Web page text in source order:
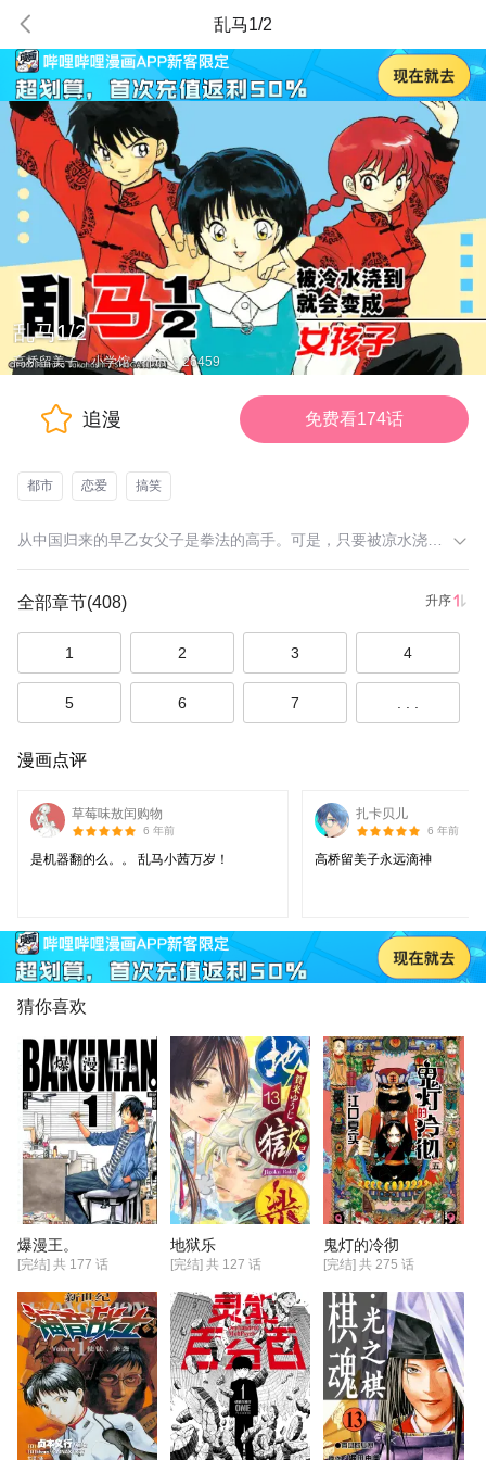
乱马1/2
乱马1/2
高桥留美子、小学馆·都市 · 26459
追漫 免费看174话
都市 恋爱 搞笑
从中国归来的早乙女父子是拳法的高手。可是，只要被凉水浇到，父亲玄马就会变成熊猫，而儿子乱马则会变成女孩子！这是他们在中国的咒泉乡修行的结果。不过，只要浇上热水，他们就会恢复成原来的样子。【此漫画的翻译由版权方提供】
全部章节(408) 升序
1 2 3 4
5 6 7
漫画点评
草莓味敖闰购物
6 年前
是机器翻的么。。 乱马小茜万岁！
扎卡贝儿
6 年前
高桥留美子永远滴神
猜你喜欢
爆漫王。
[完结] 共 177 话
地狱乐
[完结] 共 127 话
鬼灯的冷彻
[完结] 共 275 话